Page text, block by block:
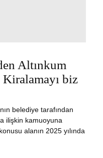
Altınkum
Kiralamayı biz
belediye tarafından
ilişkin kamuoyuna
alanın 2025 yılında